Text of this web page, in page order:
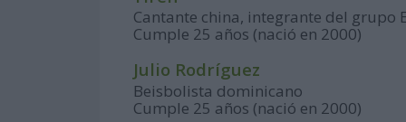
Cantante china, integrante del grupo
Cumple 25 años (nació en 2000)
Julio Rodríguez
Beisbolista dominicano
Cumple 25 años (nació en 2000)